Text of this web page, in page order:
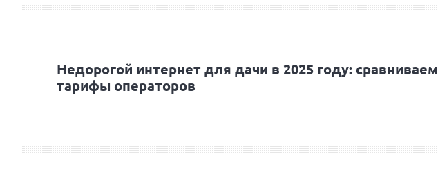
Недорогой интернет для дачи в 2025 году: сравниваем
тарифы операторов